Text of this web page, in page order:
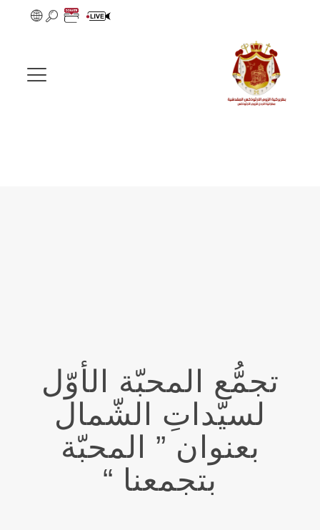
تجمُّع المحبّة الأوّل
لسيّداتِ الشّمال
بعنوان ” المحبّة
بتجمعنا “